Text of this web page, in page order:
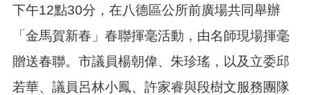
本
介
下午12點30分，在八德區公所前廣場共同舉辦
「金馬賀新春」春聯揮毫活動，由名師現場揮毫
贈送春聯。市議員楊朝偉、朱珍瑤，以及立委邱
若華、議員呂林小鳳、許家睿與段樹文服務團隊